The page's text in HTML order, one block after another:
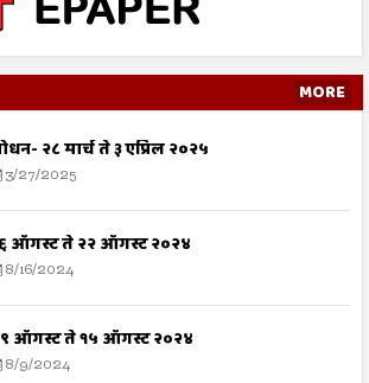
MORE
२८ मार्च ते ३ एप्रिल २०२५
3/27/2025
ऑगस्ट ते २२ ऑगस्ट २०२४
8/16/2024
ऑगस्ट ते १५ ऑगस्ट २०२४
8/9/2024